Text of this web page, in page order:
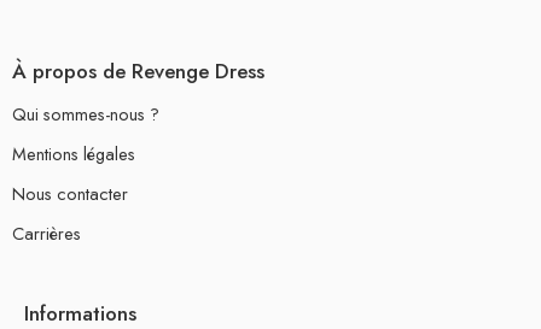
À propos de Revenge Dress
Qui sommes-nous ?
Mentions légales
Nous contacter
Carrières
Informations